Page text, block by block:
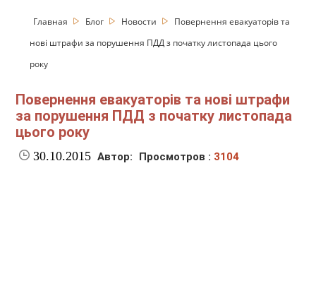
Главная Блог Новости
Повернення евакуаторів та
нові штрафи за порушення ПДД з початку листопада цього
року
Повернення евакуаторів та нові штрафи
за порушення ПДД з початку листопада
цього року
30.10.2015 Автор: Просмотров : 3104